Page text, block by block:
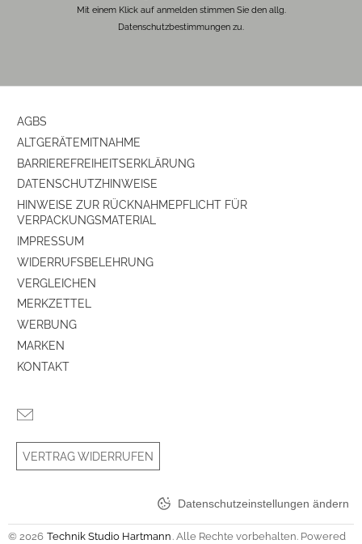
Mit einem Klick auf anmelden stimmen Sie den allg.
Datenschutzbestimmungen zu.
AGBS
ALTGERÄTEMITNAHME
BARRIEREFREIHEITSERKLÄRUNG
DATENSCHUTZHINWEISE
HINWEISE ZUR RÜCKNAHMEPFLICHT FÜR
VERPACKUNGSMATERIAL
IMPRESSUM
WIDERRUFSBELEHRUNG
VERGLEICHEN
MERKZETTEL
WERBUNG
MARKEN
KONTAKT
VERTRAG WIDERRUFEN
Datenschutzeinstellungen ändern
© 2026 Technik Studio Hartmann . Alle Rechte vorbehalten. Powered